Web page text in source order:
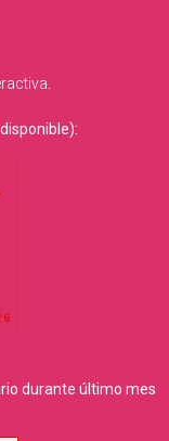
durante último mes